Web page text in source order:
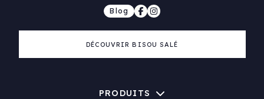
Blog
DÉCOUVRIR BISOU SALÉ
PRODUITS